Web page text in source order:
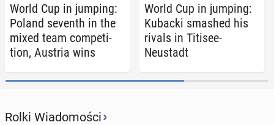
World Cup in jumping:
Poland seventh in the
mixed team com­pe­ti­
tion, Austria wins
World Cup in jumping:
Kubacki smashed his
rivals in Titisee-
Neustadt
Rolki Wiadomości›